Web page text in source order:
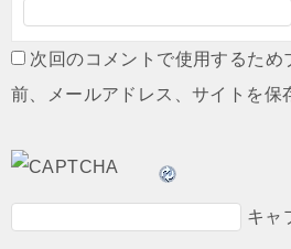
次回のコメントで使用するため
前、メールアドレス、サイトを保
キャ